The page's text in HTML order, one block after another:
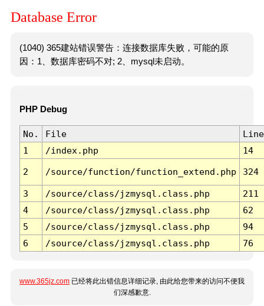
Database Error
(1040) 365建站错误警告：连接数据库失败，可能的原
因：1、数据库密码不对; 2、mysql未启动。
PHP Debug
No. File
Line
1
/index.php 14
2 /source/function/function_extend.php 324
3 /source/class/jzmysql.class.php
211
4
/source/class/jzmysql.class.php
62
5
/source/class/jzmysql.class.php
94
6
/source/class/jzmysql.class.php 76
www.365jz.com 已经将此出错信息详细记录, 由此给您带来的访问不便我
们深感歉意.